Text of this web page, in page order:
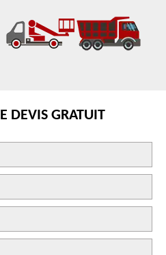
DEVIS GRATUIT